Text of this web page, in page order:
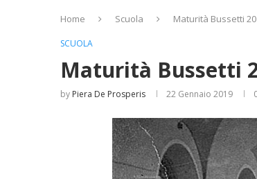
Home Scuola Maturità Bussetti
SCUOLA
Maturità Bussetti
by Piera De Prosperis 22 Gennaio 2019